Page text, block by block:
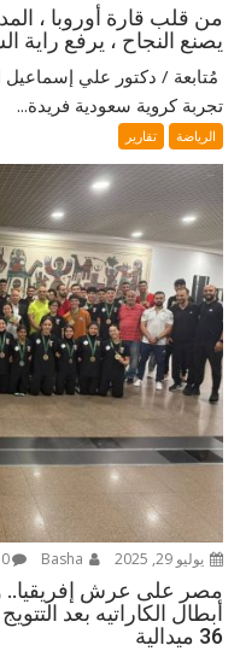
من قلب قارة أوروبا ،
يصنع النجاح ، يرفع راية
تجربة كروية سعودية فريدة...
الرياضة تقارير
يوليو 29, 2025 0
مصر على عرش إفريقيا..
أبطال الكاراتيه بعد
36 ميدالية